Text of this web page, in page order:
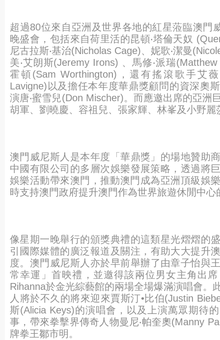
超過80位來自亞洲及世界各地的紅星蒞臨澳門
晚盛會，包括來自荷里活的昆頓‧塔倫天奴
尼古拉斯‧基治(Nicholas Cage)、妮歌‧潔曼
美‧艾朗斯(Jeremy Irons) 、馬修‧派瑞
霍頓(Sam Worthington)，還有搖滾歌手艾
Lavigne)以及擔任本年度華鼎獎顧問的資深奧
演唐‧蜜雪兒(Don Mischer)。而應邀出席的亞洲
胡軍、 劉曉慶、容祖兒、張家輝、林峯及小野麗
澳門威尼斯人是本年度「華鼎獎」的場地贊助
中國有限公司的多層次娛樂發展策略， 透過將
娛樂活動帶來澳門，推動澳門成為亞洲頂級娛
時支持澳門政府提升澳門作為世界旅遊休閒中心
像星期一晚舉行的頒獎典禮的這類星光熠熠的
引國際媒體的廣泛報道及關注， 有助大大提升
度。 澳門威尼斯人亦於早前舉辦了由章子怡與
常幸運」 首映禮，並邀得該兩位男女主角出
Rihanna於金光綜藝館的兩場全場爆滿演唱會。
人將於不久的將來迎來賈斯汀•比伯(Justin
斯(Alicia Keys)的演唱會，以及上演萬眾期待
事， 帶來拳擊界傳奇人物曼尼‧帕奎奧(Manny
牌拳王鄒市明。